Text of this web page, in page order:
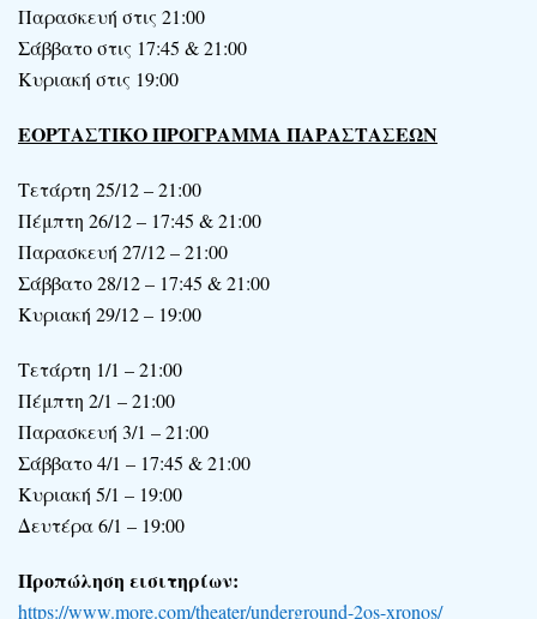
Παρασκευή στις 21:00
Σάββατο στις 17:45 & 21:00
Κυριακή στις 19:00
ΕΟΡΤΑΣΤΙΚΟ ΠΡΟΓΡΑΜΜΑ ΠΑΡΑΣΤΑΣΕΩΝ
Τετάρτη 25/12 – 21:00
Πέμπτη 26/12 – 17:45 & 21:00
Παρασκευή 27/12 – 21:00
Σάββατο 28/12 – 17:45 & 21:00
Κυριακή 29/12 – 19:00
Τετάρτη 1/1 – 21:00
Πέμπτη 2/1 – 21:00
Παρασκευή 3/1 – 21:00
Σάββατο 4/1 – 17:45 & 21:00
Κυριακή 5/1 – 19:00
Δευτέρα 6/1 – 19:00
Προπώληση εισιτηρίων:
https://www.more.com/theater/underground-2os-xronos/